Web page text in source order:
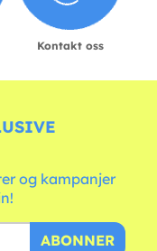
Kontakt oss
og kampanjer
ABONNER